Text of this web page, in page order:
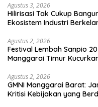
Agustus 3, 2026
Hilirisasi Tak Cukup
Ekosistem Industri
Agustus 2, 2026
Festival Lembah Sanpio
Manggarai Timur
Agustus 2, 2026
GMNI Manggarai Barat:
Kritisi Kebijakan yang